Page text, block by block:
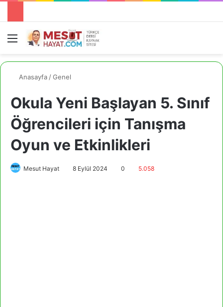
Menü
Anasayfa /Genel
Okula Yeni Başlayan 5. Sınıf
Öğrencileri için Tanışma
Oyun ve Etkinlikleri
Mesut Hayat 8 Eylül 2024 0 5.058